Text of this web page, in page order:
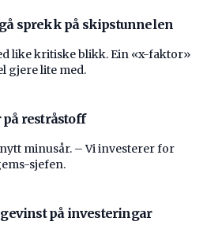
sprekk på skipstunnelen
like kritiske blikk. Ein «x-faktor»
gjere lite med.
restråstoff
minusår. – Vi investerer for
sjefen.
på investeringar